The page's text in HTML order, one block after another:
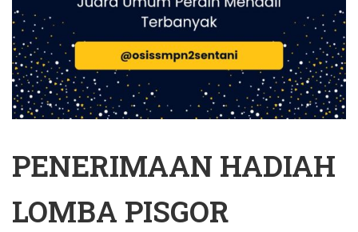
PENERIMAAN HADIAH
LOMBA PISGOR